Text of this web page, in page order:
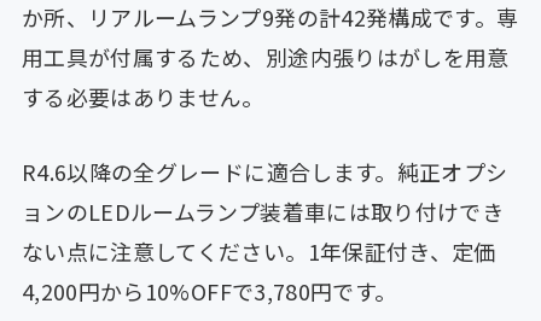
か所、リアルームランプ9発の計42発構成です。専
用工具が付属するため、別途内張りはがしを用意
する必要はありません。
R4.6以降の全グレードに適合します。純正オプシ
ョンのLEDルームランプ装着車には取り付けでき
ない点に注意してください。1年保証付き、定価
4,200円から10%OFFで3,780円です。